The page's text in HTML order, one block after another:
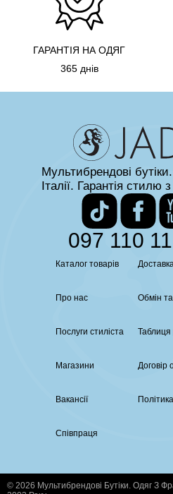
ГАРАНТІЯ НА ОДЯГ
365 днів
Мультибрендові
Італії. Гарантія стилю
097 110
Каталог товарів
Про нас
Послуги стиліста
Магазини
Вакансії
Співпраця
Обмін
Таблиця
Договір
© 2026 Мультибрендові Бутіки. Одяг З